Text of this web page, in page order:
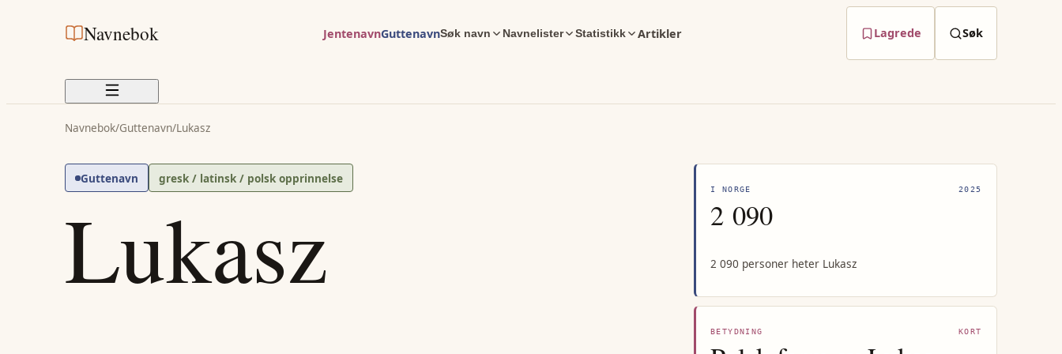
Navnebok JentenavnGuttenavnSøk navn Navnelister Statistikk Artikler Lagrede Søk
Navnebok/Guttenavn/Lukasz
Guttenavn gresk / latinsk / polsk opprinnelse
Lukasz I NORGE 2025
2 090
2 090 personer heter Lukasz
BETYDNING KORT